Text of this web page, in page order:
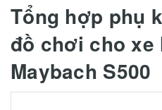
Tổng hợp phụ
đồ chơi cho xe
Maybach S500